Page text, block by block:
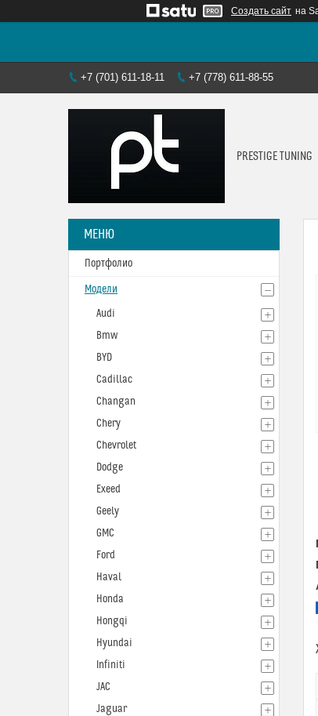
Создать сайт на
+7 (701) 611-18-11 +7 (778) 611-88-55
PRESTIGE TUNING
Портфолио
Модели
Audi
Bmw
BYD
Cadillac
Changan
Chery
Chevrolet
Dodge
Exeed
Geely
GMC
Ford
Haval
Honda
Hongqi
Hyundai
Infiniti
JAC
Jaguar